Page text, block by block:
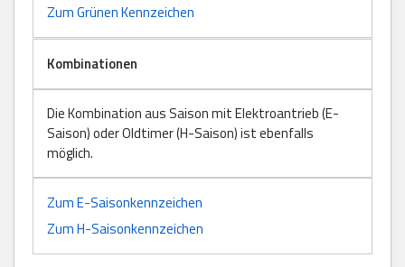
Zum Grünen Kennzeichen
Kombinationen
Die Kombination aus Saison mit Elektroantrieb (E-
Saison) oder Oldtimer (H-Saison) ist ebenfalls
möglich.
Zum E-Saisonkennzeichen
Zum H-Saisonkennzeichen